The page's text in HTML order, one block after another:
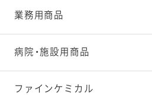
レシピランキング
レシピ動画
今日のレシピギャラリー
オープンキッチン（工場見学
深谷テラス ヤサイな仲間
おたのしみコンテンツ
よくお寄せいただくご質問
お客様の声を活かしました
Qummy
キユーピーウエルネス
業務用商品
病院・施設用商品
ファインケミカル